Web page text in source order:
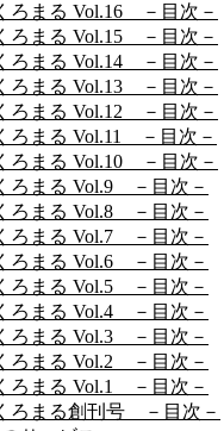
ろまる Vol.16 －目次－
ろまる Vol.15 －目次－
ろまる Vol.14 －目次－
ろまる Vol.13 －目次－
ろまる Vol.12 －目次－
ろまる Vol.11 －目次－
ろまる Vol.10 －目次－
ろまる Vol.9 －目次－
ろまる Vol.8 －目次－
ろまる Vol.7 －目次－
ろまる Vol.6 －目次－
ろまる Vol.5 －目次－
ろまる Vol.4 －目次－
ろまる Vol.3 －目次－
ろまる Vol.2 －目次－
ろまる Vol.1 －目次－
ろまる創刊号 －目次－